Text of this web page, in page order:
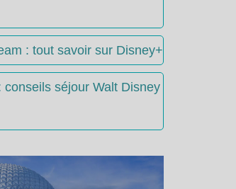
: tout savoir sur Disney+
conseils séjour Walt Disney